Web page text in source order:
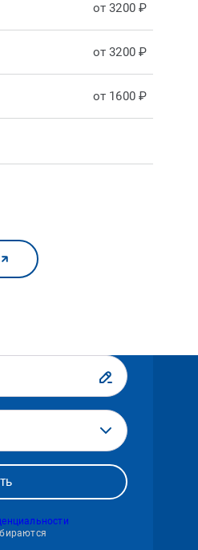
от 3200 ₽
от 3200 ₽
от 1600 ₽